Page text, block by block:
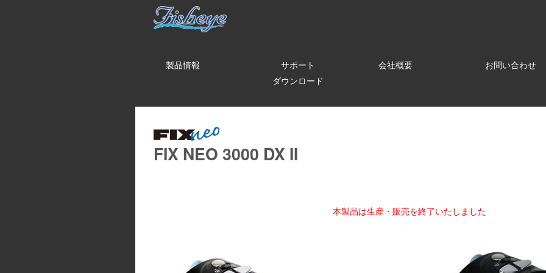
製品情報
サポート
ダウンロード
会社概要 お問い合わせ
FIX NEO 3000 DX II
本製品は生産・販売を終了いたしました